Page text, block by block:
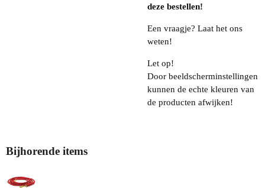
deze bestellen!
Een vraagje? Laat het ons
weten!
Let op!
Door beeldscherminstellingen
kunnen de echte kleuren van
de producten afwijken!
Bijhorende items